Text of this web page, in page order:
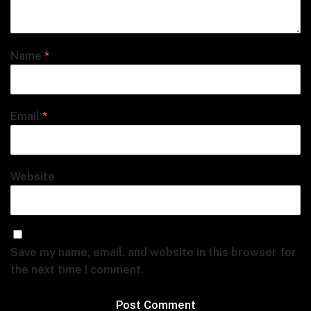
Name *
Email *
Website
Save my name, email, and website in this browser for
the next time I comment.